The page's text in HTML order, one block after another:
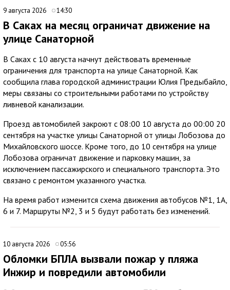
9 августа 2026 14:30
В Саках на месяц ограничат движение на
улице Санаторной
В Саках с 10 августа начнут действовать временные
ограничения для транспорта на улице Санаторной. Как
сообщила глава городской администрации Юлия Предыбайло,
меры связаны со строительными работами по устройству
ливневой канализации.
Проезд автомобилей закроют с 08:00 10 августа до 00:00 20
сентября на участке улицы Санаторной от улицы Лобозова до
Михайловского шоссе. Кроме того, до 10 сентября на улице
Лобозова ограничат движение и парковку машин, за
исключением пассажирского и специального транспорта. Это
связано с ремонтом указанного участка.
На время работ изменится схема движения автобусов №1, 1А,
6 и 7. Маршруты №2, 3 и 5 будут работать без изменений.
10 августа 2026 05:56
Обломки БПЛА вызвали пожар у пляжа
Инжир и повредили автомобили